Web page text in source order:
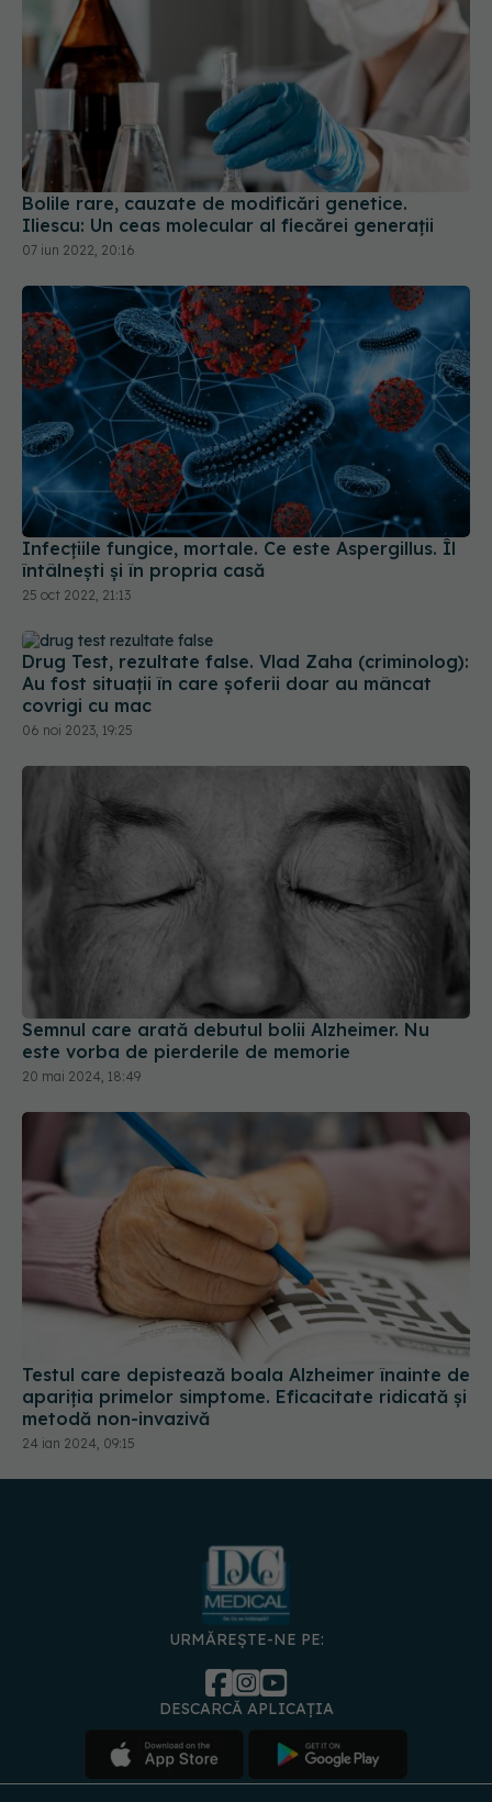
Bolile rare, cauzate de modificări genetice.
Iliescu: Un ceas molecular al fiecărei generații
07 iun 2022, 20:16
Infecțiile fungice, mortale. Ce este Aspergillus. Îl
întâlnești și în propria casă
25 oct 2022, 21:13
Drug Test, rezultate false. Vlad Zaha (criminolog):
Au fost situații în care șoferii doar au mâncat
covrigi cu mac
06 noi 2023, 19:25
Semnul care arată debutul bolii Alzheimer. Nu
este vorba de pierderile de memorie
20 mai 2024, 18:49
Testul care depistează boala Alzheimer înainte de
apariția primelor simptome. Eficacitate ridicată și
metodă non-invazivă
24 ian 2024, 09:15
URMĂREȘTE-NE PE:
DESCARCĂ APLICAȚIA